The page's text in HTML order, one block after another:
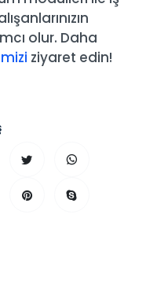
olur. Daha
ziyaret edin!